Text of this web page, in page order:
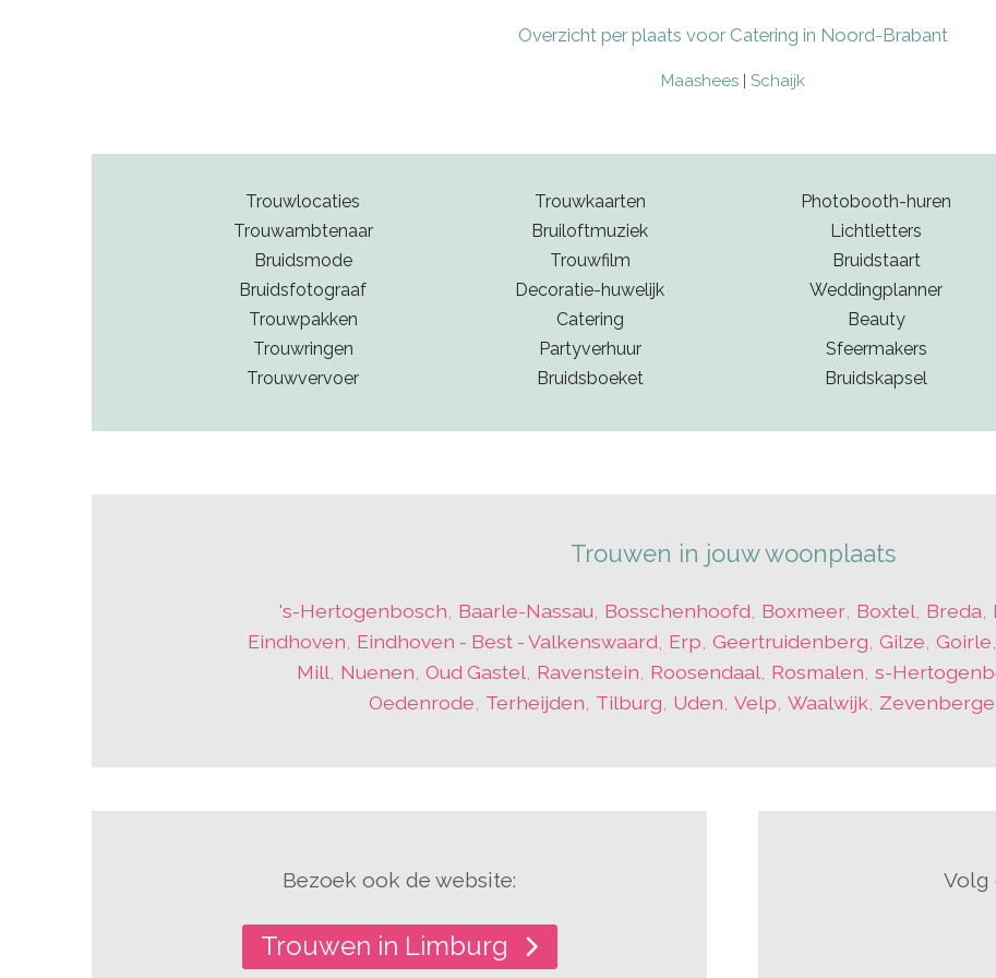
Overzicht per plaats voor Catering in Noord-Brabant
Maashees | Schaijk
Trouwlocaties
Trouwambtenaar
Bruidsmode
Bruidsfotograaf
Trouwpakken
Trouwringen
Trouwvervoer
Trouwkaarten
Bruiloftmuziek
Trouwfilm
Decoratie-huwelijk
Catering
Partyverhuur
Bruidsboeket
Photobooth-huren
Lichtletters
Bruidstaart
Weddingplanner
Beauty
Sfeermakers
Bruidskapsel
Trouwen in jouw woonplaats
's-Hertogenbosch Baarle-Nassau Bosschenhoofd Boxmeer, Boxtel Breda
Eindhoven Eindhoven - Best - Valkenswaard Erp Geertruidenberg Gilze Goirle
Mill Nuenen Oud Gastel Ravenstein Roosendaal Rosmalen s-
Oedenrode Terheijden Tilburg Uden Velp Waalwijk
Bezoek ook de website:
Trouwen in Limburg
Volg